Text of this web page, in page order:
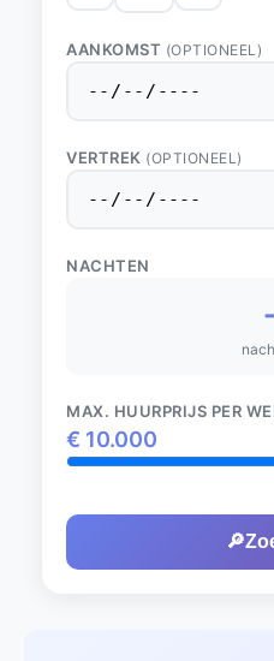
AANKOMST (OPTIONEEL)
VERTREK (OPTIONEEL)
NACHTEN
-
MAX. HUURPRIJS PER
€ 10.000
🔎